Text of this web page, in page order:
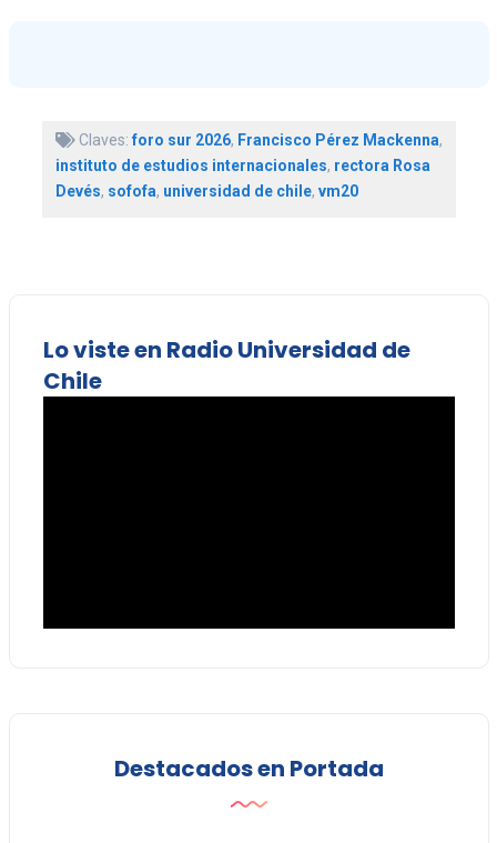
Claves:foro sur 2026, Francisco Pérez Mackenna,
instituto de estudios internacionales, rectora Rosa
Devés, sofofa, universidad de chile, vm20
Lo viste en Radio Universidad de
Chile
Destacados en Portada